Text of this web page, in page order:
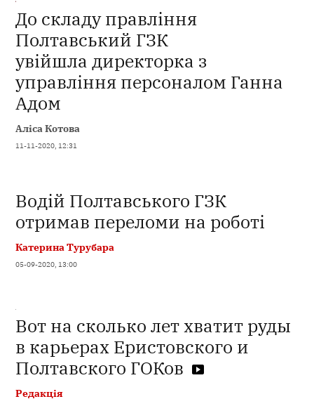
До складу правління
Полтавський ГЗК
увійшла директорка з
управління персоналом Ганна
Адом
Аліса Котова
11-11-2020, 12:31
Водій Полтавського ГЗК
отримав переломи на роботі
Катерина Турубара
05-09-2020, 13:00
Вот на сколько лет хватит руды
в карьерах Еристовского и
Полтавского ГОКов
Редакція